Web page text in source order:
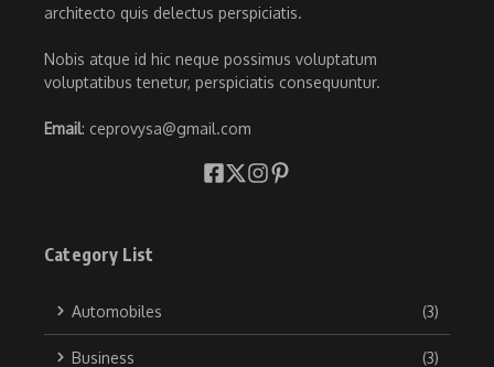
architecto quis delectus perspiciatis.
Nobis atque id hic neque possimus voluptatum
voluptatibus tenetur, perspiciatis consequuntur.
Email: ceprovysa@gmail.com
Category List
Automobiles (3)
Business (3)